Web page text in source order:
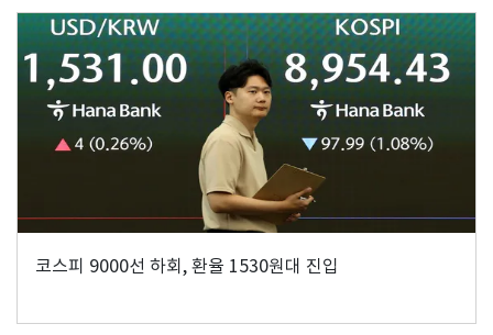
코스피 9000선 하회, 환율 1530원대 진입